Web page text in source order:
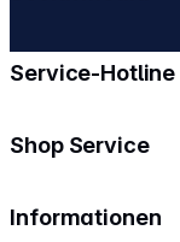
Service-Hotline
Shop Service
Informationen